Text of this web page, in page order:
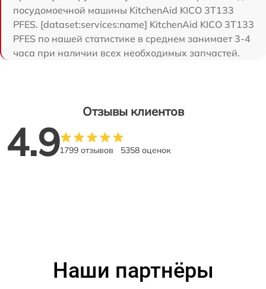
посудомоечной машины KitchenAid KICO 3T133
PFES. [dataset:services:name] KitchenAid KICO 3T133
PFES по нашей статистике в среднем занимает 3-4
часа при наличии всех необходимых запчастей.
Отзывы клиентов
4.91799 отзывов 5358 оценок
Наши партнёры